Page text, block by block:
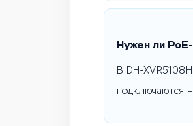
Нужен ли
В DH-
подключаются